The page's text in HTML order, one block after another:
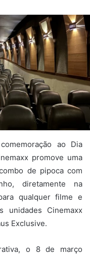
ao Dia
promove uma
de pipoca com
diretamente na
qualquer filme e
unidades Cinemaxx
Exclusive.
o 8 de março